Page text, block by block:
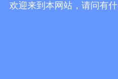
关注我们
欢迎来到本网站，请问有